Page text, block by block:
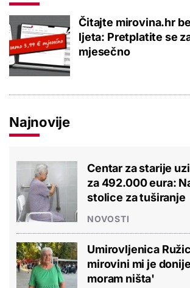
Čitajte mirovina.hr
ljeta: Pretplatite se
mjesečno
Najnovije
Centar za starije
za 492.000 eura:
stolice za tuširanje
NOVOSTI
Umirovljenica
mirovini mi je
moram ništa'